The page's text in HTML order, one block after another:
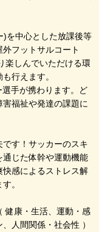
)を中心とした放課後等
フットサルコート
楽しんでいただける環
行えます。
手が携わります。ど
福祉や発達の課題に
です！サッカーのスキ
じた体幹や運動機能
感によるストレス解
。
健康・生活、運動・感
人間関係・社会性 ）